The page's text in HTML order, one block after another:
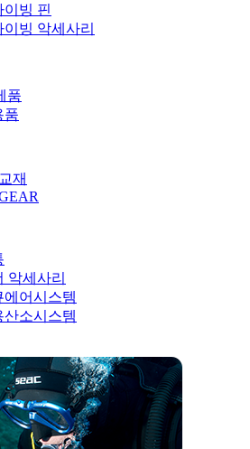
이빙 핀
이빙 악세사리
품
품
재
악세사리
에어시스템
산소시스템